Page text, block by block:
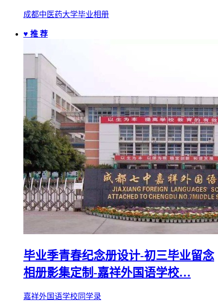
成都中医药大学毕业相册
♥ 推 荐
毕业季青春纪念册设计-初三毕业留念
相册影集定制-嘉祥外国语学校…
嘉祥外国语学校同学录